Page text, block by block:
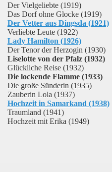
Der Vielgeliebte (1919)
Das Dorf ohne Glocke (1919)
Der Vetter aus Dingsda (1921)
Verliebte Leute (1922)
Lady Hamilton (1926)
Der Tenor der Herzogin (1930)
Liselotte von der Pfalz (1932)
Glückliche Reise (1932)
Die lockende Flamme (1933)
Die große Sünderin (1935)
Zauberin Lola (1937)
Hochzeit in Samarkand (1938)
Traumland (1941)
Hochzeit mit Erika (1949)